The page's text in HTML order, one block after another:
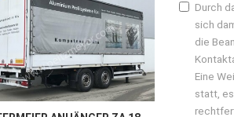
Durch
sich
die
Eine
statt,